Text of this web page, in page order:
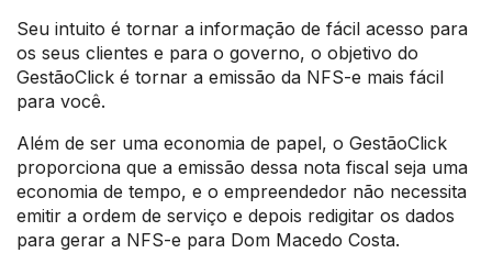
Seu intuito é tornar a informação de fácil acesso para
os seus clientes e para o governo, o objetivo do
GestãoClick é tornar a emissão da NFS-e mais fácil
para você.
Além de ser uma economia de papel, o GestãoClick
proporciona que a emissão dessa nota fiscal seja uma
economia de tempo, e o empreendedor não necessita
emitir a ordem de serviço e depois redigitar os dados
para gerar a NFS-e para Dom Macedo Costa.